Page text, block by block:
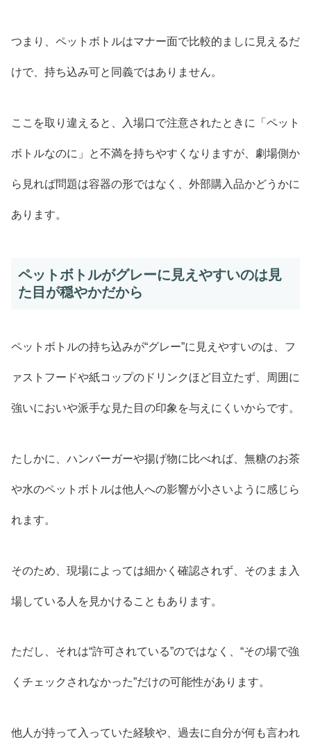
つまり、ペットボトルはマナー面で比較的ましに見えるだ
けで、持ち込み可と同義ではありません。
ここを取り違えると、入場口で注意されたときに「ペット
ボトルなのに」と不満を持ちやすくなりますが、劇場側か
ら見れば問題は容器の形ではなく、外部購入品かどうかに
あります。
ペットボトルがグレーに見えやすいのは見
た目が穏やかだから
ペットボトルの持ち込みが“グレー”に見えやすいのは、フ
ァストフードや紙コップのドリンクほど目立たず、周囲に
強いにおいや派手な見た目の印象を与えにくいからです。
たしかに、ハンバーガーや揚げ物に比べれば、無糖のお茶
や水のペットボトルは他人への影響が小さいように感じら
れます。
そのため、現場によっては細かく確認されず、そのまま入
場している人を見かけることもあります。
ただし、それは“許可されている”のではなく、“その場で強
くチェックされなかった”だけの可能性があります。
他人が持って入っていた経験や、過去に自分が何も言われ